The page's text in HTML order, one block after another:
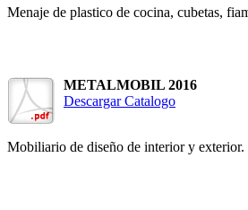
Menaje de plastico de cocina, cubetas,
METALMOBIL 2016
Descargar Catalogo
Mobiliario de diseño de interior y